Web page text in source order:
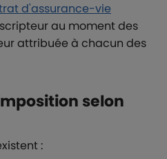
d'assurance-vie
au moment des
attribuée à chacun des
selon
: